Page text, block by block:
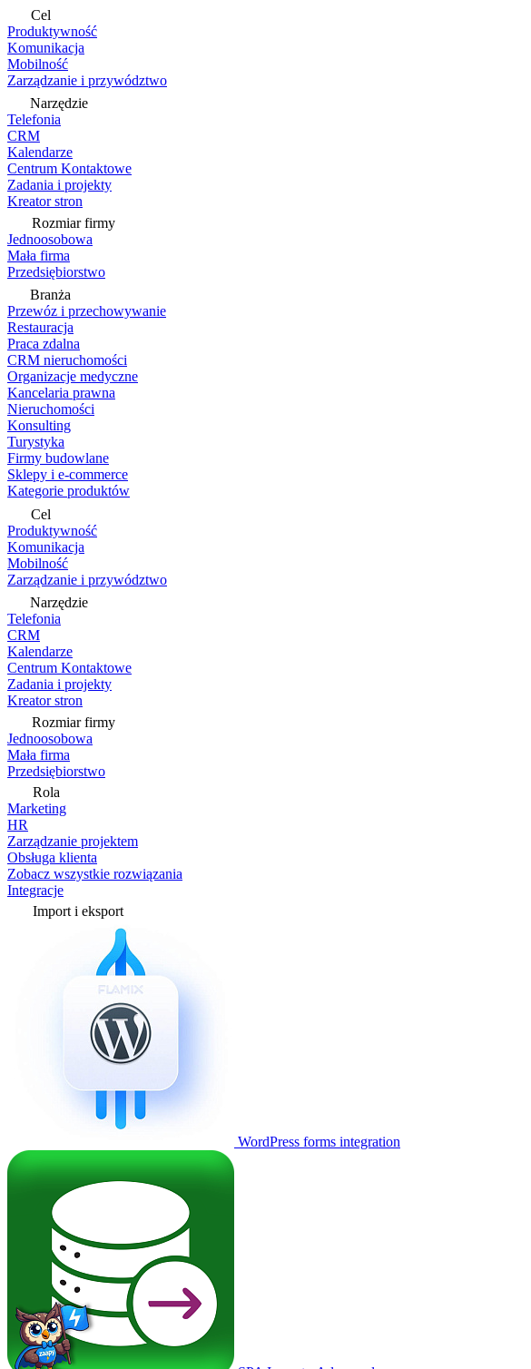
Cel
Produktywność
Komunikacja
Mobilność
Zarządzanie i przywództwo
Narzędzie
Telefonia
CRM
Kalendarze
Centrum Kontaktowe
Zadania i projekty
Kreator stron
Rozmiar firmy
Jednoosobowa
Mała firma
Przedsiębiorstwo
Branża
Przewóz i przechowywanie
Restauracja
Praca zdalna
CRM nieruchomości
Organizacje medyczne
Kancelaria prawna
Nieruchomości
Konsulting
Turystyka
Firmy budowlane
Sklepy i e-commerce
Kategorie produktów
Cel
Produktywność
Komunikacja
Mobilność
Zarządzanie i przywództwo
Narzędzie
Telefonia
CRM
Kalendarze
Centrum Kontaktowe
Zadania i projekty
Kreator stron
Rozmiar firmy
Jednoosobowa
Mała firma
Przedsiębiorstwo
Rola
Marketing
HR
Zarządzanie projektem
Obsługa klienta
Zobacz wszystkie rozwiązania
Integracje
Import i eksport
WordPress forms integration